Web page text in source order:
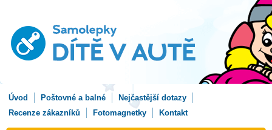
Úvod Poštovné a balné
Nejčastější dotazy
Recenze zákazníků
Fotomagnetky Kontakt